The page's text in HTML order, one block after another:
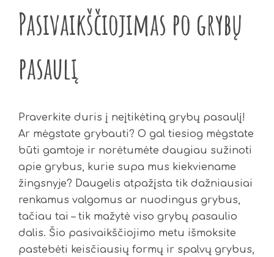
Pasivaikščiojimas po grybų
pasaulį
Praverkite duris į neįtikėtiną grybų pasaulį!
Ar mėgstate grybauti? O gal tiesiog mėgstate
būti gamtoje ir norėtumėte daugiau sužinoti
apie grybus, kurie supa mus kiekviename
žingsnyje? Daugelis atpažįsta tik dažniausiai
renkamus valgomus ar nuodingus grybus,
tačiau tai – tik mažytė viso grybų pasaulio
dalis. Šio pasivaikščiojimo metu išmoksite
pastebėti keisčiausių formų ir spalvų grybus,